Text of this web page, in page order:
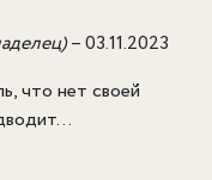
–03.11.2023
что нет своей